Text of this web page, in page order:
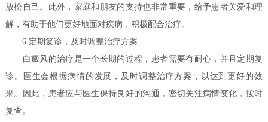
放松自己。此外，家庭和朋友的支持也非常重要，给予患者关爱和理
解，有助于他们更好地面对疾病，积极配合治疗。
6.定期复诊，及时调整治疗方案
白癜风的治疗是一个长期的过程，患者需要有耐心，并且定期复
诊。医生会根据病情的发展，及时调整治疗方案，以达到更好的效
果。因此，患者应与医生保持良好的沟通，密切关注病情变化，按时
复查。